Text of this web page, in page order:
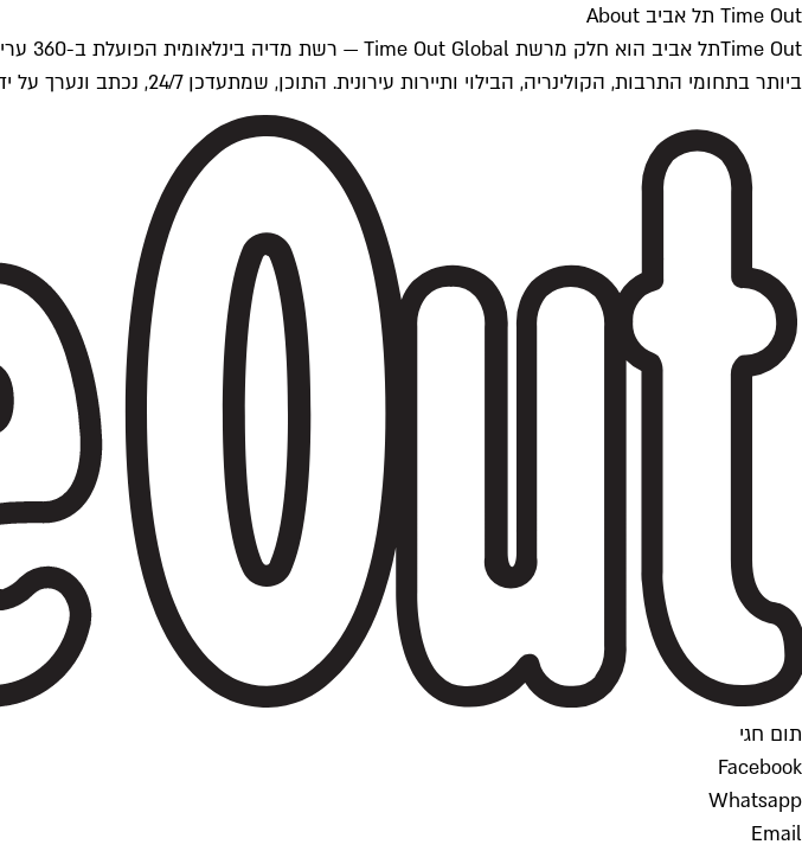
Time Out תל אביב About
ביותר בתחומי התרבות, הקולינריה, הבילוי ותיירות עירונית. התוכן, שמתעדכן 24/7, נכתב ונערך על ידי צוות עיתונאים מקצועי מקומי בישראל, בהתאם לסטנדרטים של Time Out העולמית.
תום חגי
Facebook
Whatsapp
Email